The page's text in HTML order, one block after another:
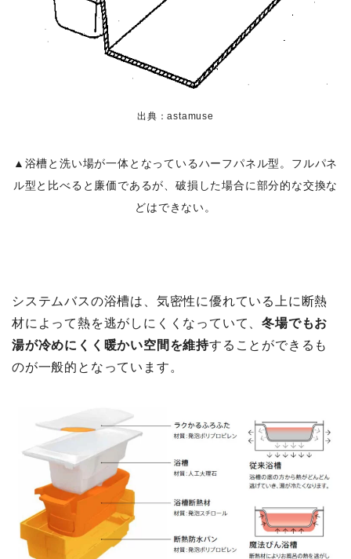
出典：astamuse
▲浴槽と洗い場が一体となっているハーフパネル型。フルパネ
ル型と比べると廉価であるが、破損した場合に部分的な交換な
どはできない。
システムバスの浴槽は、気密性に優れている上に断熱
材によって熱を逃がしにくくなっていて、冬場でもお
湯が冷めにくく暖かい空間を維持することができるも
のが一般的となっています。